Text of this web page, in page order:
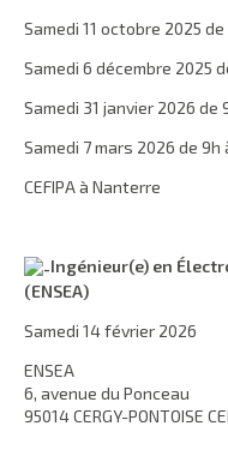
Samedi 11 octobre 2025 de
Samedi 6 décembre 2025
Samedi 31 janvier 2026 de
Samedi 7 mars 2026 de 9h
CEFIPA à Nanterre
Ingénieur(e) en
(ENSEA)
Samedi 14 février 2026
ENSEA
6, avenue du Ponceau
95014 CERGY-PONTOISE